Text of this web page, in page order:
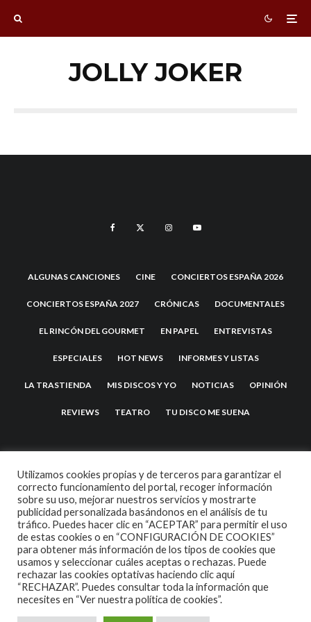
JOLLY JOKER
ALGUNAS CANCIONES CINE CONCIERTOS ESPAÑA 2026
CONCIERTOS ESPAÑA 2027 CRÓNICAS DOCUMENTALES
EL RINCÓN DEL GOURMET EN PAPEL ENTREVISTAS
ESPECIALES HOT NEWS INFORMES Y LISTAS
LA TRASTIENDA MIS DISCOS Y YO NOTICIAS OPINIÓN
REVIEWS TEATRO TU DISCO ME SUENA
2007 COPYRIGHT -CODETIPITHEME
Utilizamos cookies propias y de terceros para garantizar el
correcto funcionamiento del portal, recoger información
sobre su uso, mejorar nuestros servicios y mostrarte
publicidad personalizada basándonos en el análisis de tu
tráfico. Puedes hacer clic en “ACEPTAR” para permitir el uso
de estas cookies o en “CONFIGURACIÓN DE COOKIES”
para obtener más información de los tipos de cookies que
usamos y seleccionar cuáles aceptas o rechazas. Puede
rechazar las cookies optativas haciendo clic aquí
“RECHAZAR”. Puedes consultar toda la información que
necesites en “Ver nuestra política de cookies”.